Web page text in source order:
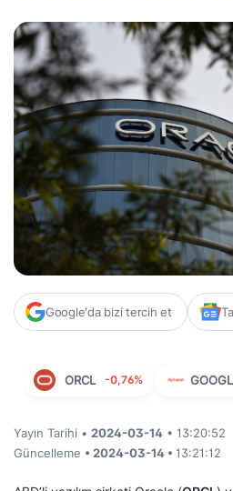
Google'da bizi tercih et
ORCL -0,76% GOOGL
Yayın Tarihi • 2024-03-14 • 13:20:52
Güncelleme • 2024-03-14 • 13:21:12